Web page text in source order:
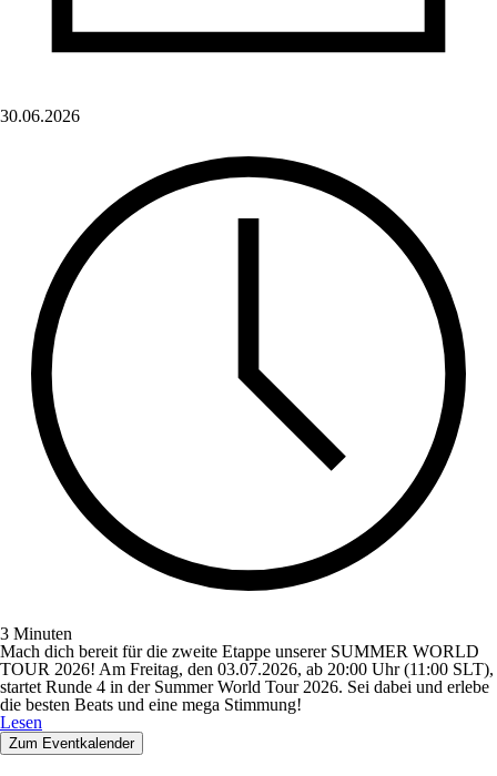
30.06.2026
3 Minuten
Mach dich bereit für die zweite Etappe unserer SUMMER WORLD
TOUR 2026! Am Freitag, den 03.07.2026, ab 20:00 Uhr (11:00 SLT),
startet Runde 4 in der Summer World Tour 2026. Sei dabei und erlebe
die besten Beats und eine mega Stimmung!
Lesen
Zum Eventkalender